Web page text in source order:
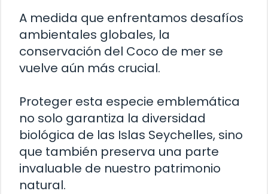
A medida que enfrentamos desafíos
ambientales globales, la
conservación del Coco de mer se
vuelve aún más crucial.
Proteger esta especie emblemática
no solo garantiza la diversidad
biológica de las Islas Seychelles, sino
que también preserva una parte
invaluable de nuestro patrimonio
natural.